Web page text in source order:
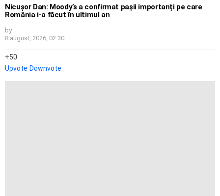
Nicușor Dan: Moody’s a confirmat pașii importanți pe care
România i-a făcut în ultimul an
by
8 august, 2026, 02:30
50
Upvote Downvote